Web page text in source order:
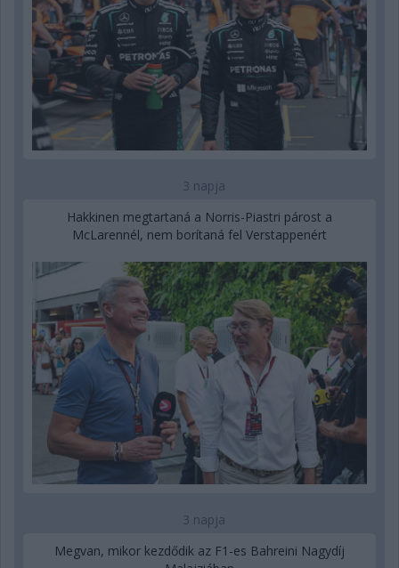
3 napja
Hakkinen megtartaná a Norris-Piastri párost a
McLarennél, nem borítaná fel Verstappenért
3 napja
Megvan, mikor kezdődik az F1-es Bahreini Nagydíj